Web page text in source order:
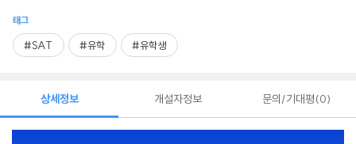
태그
#SAT #유학 #유학생
상세정보 개설자정보 문의/기대평 0